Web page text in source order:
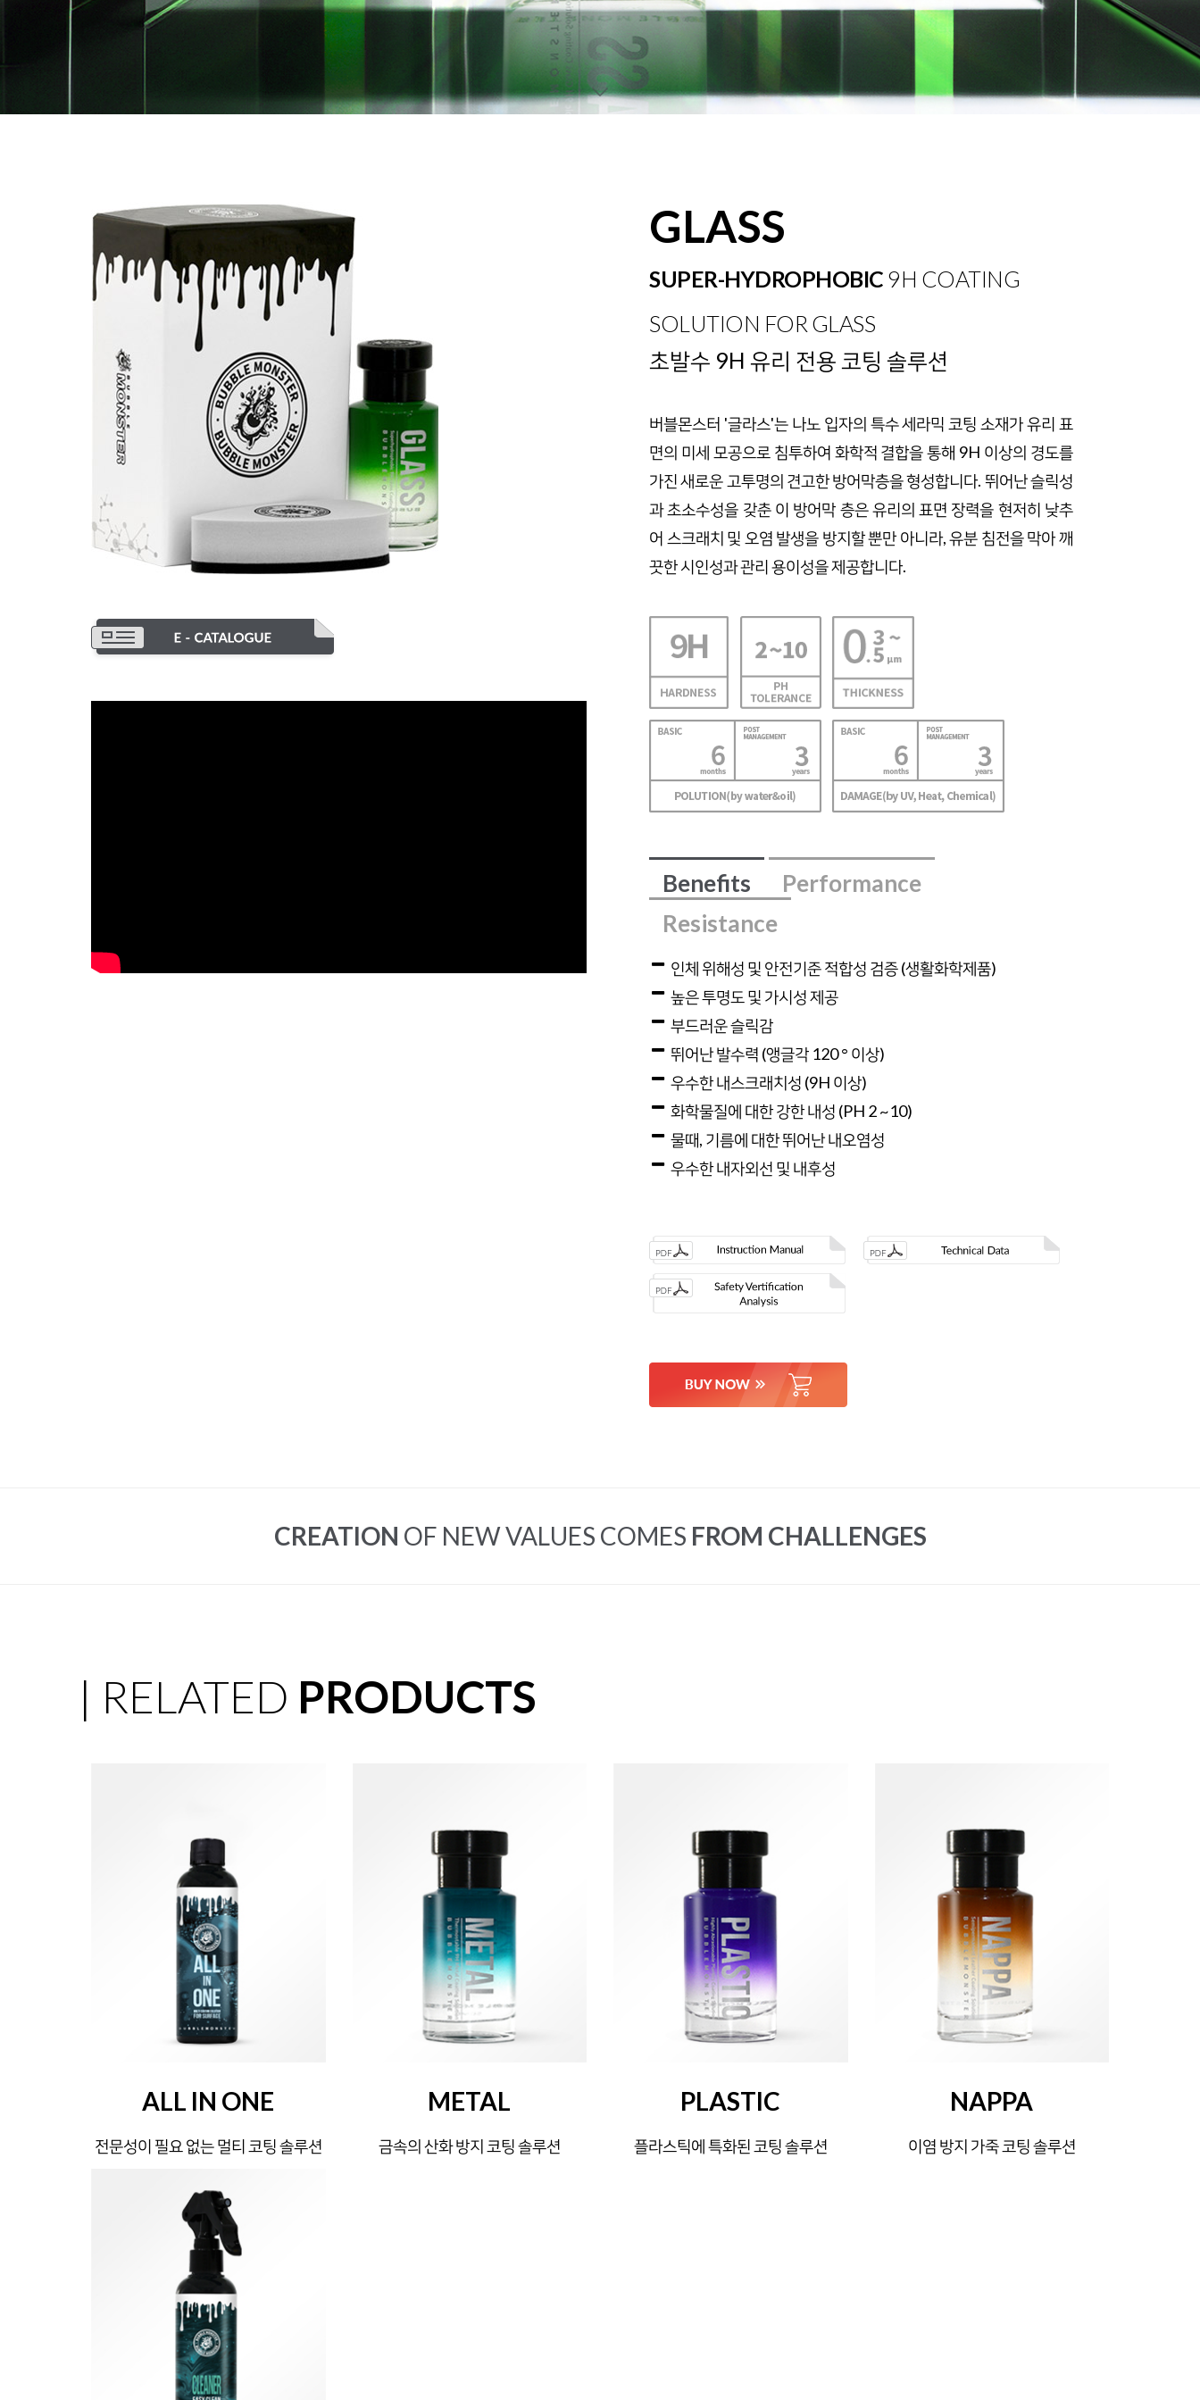
GLASS
SUPER-HYDROPHOBIC 9H COATING
SOLUTION FOR GLASS
초발수 9H 유리 전용 코팅 솔루션
버블몬스터 '글라스'는 나노 입자의 특수 세라믹 코팅 소재가 유리 표
면의 미세 모공으로 침투하여 화학적 결합을 통해 9H 이상의 경도를
가진 새로운 고투명의 견고한 방어막층을 형성합니다. 뛰어난 슬릭성
과 초소수성을 갖춘 이 방어막 층은 유리의 표면 장력을 현저히 낮추
어 스크래치 및 오염 발생을 방지할 뿐만 아니라, 유분 침전을 막아 깨
끗한 시인성과 관리 용이성을 제공합니다.
Benefits
Performance
Resistance
인체 위해성 및 안전기준 적합성 검증 (생활화학제품)
높은 투명도 및 가시성 제공
부드러운 슬릭감
뛰어난 발수력 (앵글각 120 ° 이상)
우수한 내스크래치성 (9H 이상)
화학물질에 대한 강한 내성 (PH 2 ~10)
물때, 기름에 대한 뛰어난 내오염성
우수한 내자외선 및 내후성
CREATION OF NEW VALUES COMES FROM CHALLENGES
| RELATED PRODUCTS
ALL IN ONE
전문성이 필요 없는 멀티 코팅 솔루션
METAL
금속의 산화 방지 코팅 솔루션
PLASTIC
플라스틱에 특화된 코팅 솔루션
NAPPA
이염 방지 가죽 코팅 솔루션